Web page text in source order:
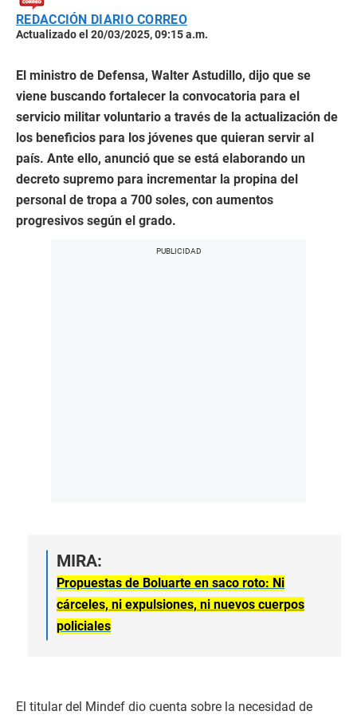
REDACCIÓN DIARIO CORREO
Actualizado el 20/03/2025, 09:15 a.m.
El ministro de Defensa, Walter Astudillo, dijo que se
viene buscando fortalecer la convocatoria para el
servicio militar voluntario a través de la actualización de
los beneficios para los jóvenes que quieran servir al
país. Ante ello, anunció que se está elaborando un
decreto supremo para incrementar la propina del
personal de tropa a 700 soles, con aumentos
progresivos según el grado.
MIRA:
Propuestas de Boluarte en saco roto: Ni
cárceles, ni expulsiones, ni nuevos cuerpos
policiales
El titular del Mindef dio cuenta sobre la necesidad de